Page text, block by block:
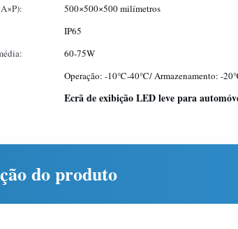
500×500×500 milímetros
IP65
60-75W
Operação: -10℃-40℃/ Armazenamento: -
Ecrã de exibição LED leve para
do produto